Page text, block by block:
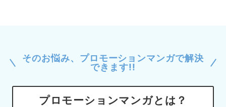
そのお悩み、プロモーションマンガで解決
できます!!
プロモーションマンガとは？